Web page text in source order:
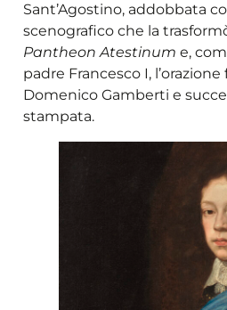
Sant’Agostino, addobbata
scenografico che la
Pantheon Atestinum e,
padre Francesco I,
Domenico Gamberti e
stampata.